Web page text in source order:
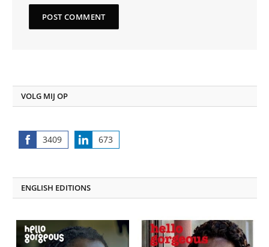
VOLG MIJ OP
3409
Share
673
Share
ENGLISH EDITIONS